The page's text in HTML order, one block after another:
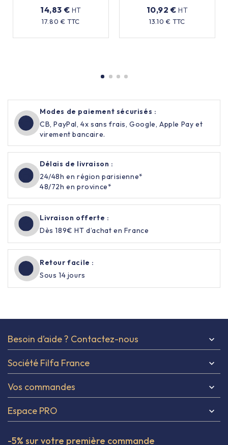
lave-pont - 30 cm
14,83 € HT
17.80 € TTC
Prix
frottoir alimentaire
HACCP - 30cm
10,92 € HT
13.10 € TTC
Prix
Modes de paiement sécurisés :
CB, PayPal, 4x sans frais, Google, Apple Pay et
virement bancaire.
Délais de livraison :
24/48h en région parisienne*
48/72h en province*
Livraison offerte :
Dès 189€ HT d’achat en France
Retour facile :
Sous 14 jours
Besoin d’aide ? Contactez-nous 
Société Filfa France 
Vos commandes 
Espace PRO 
-5% sur votre première commande